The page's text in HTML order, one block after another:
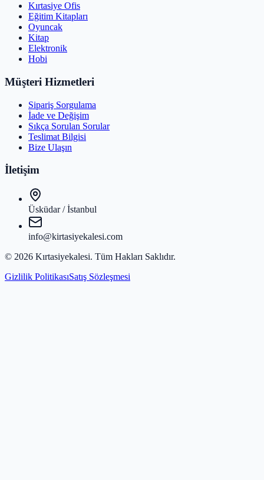
Kırtasiye Ofis
Eğitim Kitapları
Oyuncak
Kitap
Elektronik
Hobi
Müşteri Hizmetleri
Sipariş Sorgulama
İade ve Değişim
Sıkça Sorulan Sorular
Teslimat Bilgisi
Bize Ulaşın
İletişim
Üsküdar / İstanbul
info@kirtasiyekalesi.com
© 2026 Kırtasiyekalesi. Tüm Hakları Saklıdır.
Gizlilik PolitikasıSatış Sözleşmesi